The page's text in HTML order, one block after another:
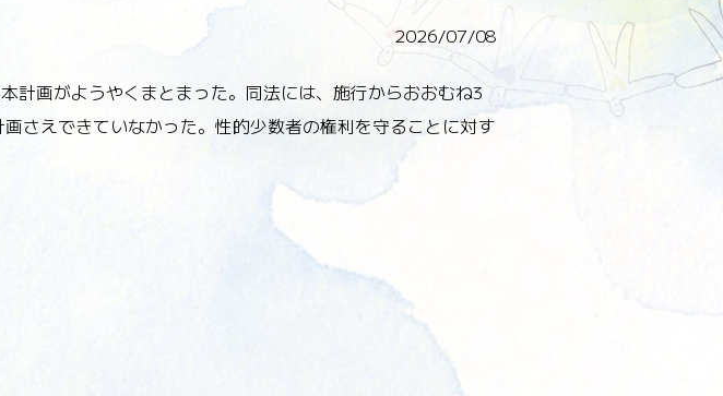
2026/07/08
計画がようやくまとまった。同法には、施行からおおむね3
さえできていなかった。性的少数者の権利を守ることに対す